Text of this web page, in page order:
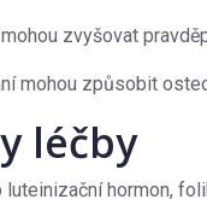
zvyšovat
mohou způsobit
léčby
luteinizační hormon,